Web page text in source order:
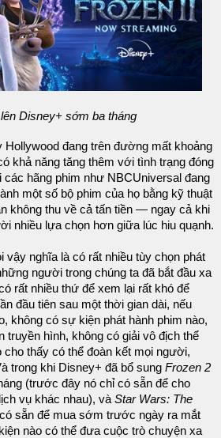
lên Disney+ sớm ba tháng
Hollywood đang trên đường mất khoảng
khả năng tăng thêm với tình trạng đóng
hãng phim như NBCUniversal đang
một số bộ phim của họ bằng kỹ thuật
không thu về cả tấn tiền — ngay cả khi
nhiều lựa chọn hơn giữa lúc hiu quạnh.
vậy nghĩa là có rất nhiều tùy chọn phát
người trong chúng ta đã bắt đầu xa
rất nhiều thứ để xem lại rất khó để
đầu tiên sau một thời gian dài, nếu
không có sự kiện phát hành phim nào,
truyền hình, không có giải vô địch thể
thấy có thể đoàn kết mọi người,
trong khi Disney+ đã bổ sung Frozen 2
(trước đây nó chỉ có sẵn để cho
vụ khác nhau), và Star Wars: The
sẵn để mua sớm trước ngày ra mắt
nào có thể đưa cuộc trò chuyện xa